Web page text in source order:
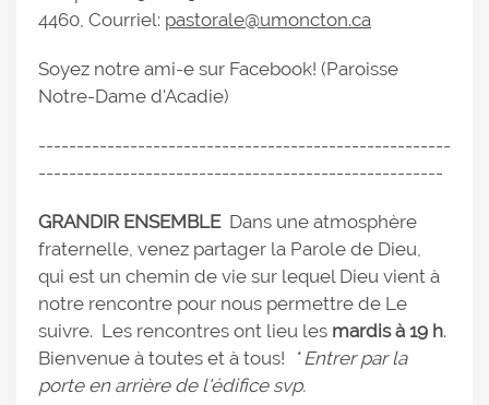
4460, Courriel: pastorale@umoncton.ca
Soyez notre ami-e sur Facebook! (Paroisse
Notre-Dame d'Acadie)
------------------------------------------------------
-----------------------------------------------------
GRANDIR ENSEMBLEDans une atmosphère
fraternelle, venez partager la Parole de Dieu,
qui est un chemin de vie sur lequel Dieu vient à
notre rencontre pour nous permettre de Le
suivre. Les rencontres ont lieu les mardis à 19 h.
Bienvenue à toutes et à tous!
* Entrer par la
porte en arrière de l'édifice svp.